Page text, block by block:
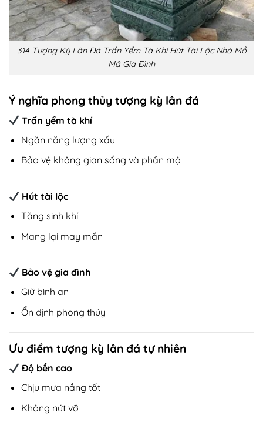
314 Tượng Kỳ Lân Đá Trấn Yểm Tà Khí Hút Tài Lộc Nhà Mồ
Mả Gia Đình
Ý nghĩa phong thủy tượng kỳ lân đá
Trấn yểm tà khí
Ngăn năng lượng xấu
Bảo vệ không gian sống và phần mộ
Hút tài lộc
Tăng sinh khí
Mang lại may mắn
Bảo vệ gia đình
Giữ bình an
Ổn định phong thủy
Ưu điểm tượng kỳ lân đá tự nhiên
Độ bền cao
Chịu mưa nắng tốt
Không nứt vỡ